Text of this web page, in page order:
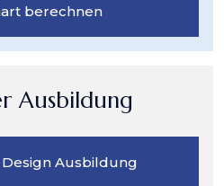
berechnen
Ausbildung
Ausbildung